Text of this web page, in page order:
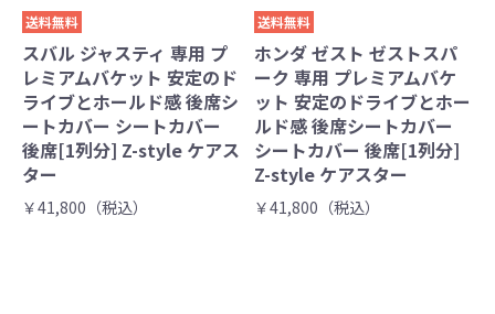
送料無料
スバル ジャスティ 専用 プ
レミアムバケット 安定のド
ライブとホールド感 後席シ
ートカバー シートカバー
後席[1列分] Z-style ケアス
ター
￥41,800（税込）
送料無料
ホンダ ゼスト ゼストスパ
ーク 専用 プレミアムバケ
ット 安定のドライブとホー
ルド感 後席シートカバー
シートカバー 後席[1列分]
Z-style ケアスター
￥41,800（税込）